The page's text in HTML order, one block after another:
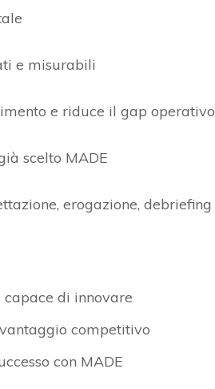
e misurabili
e riduce il gap operativo
scelto MADE
erogazione, debriefing
di innovare
competitivo
con MADE